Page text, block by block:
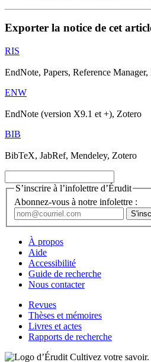
Exporter la notice de cet
RIS
EndNote, Papers, Reference
ENW
EndNote (version X9.1 et +), Zotero
BIB
BibTeX, JabRef, Mendeley, Zotero
S’inscrire à l’infolettre d’Érudit
Abonnez-vous à notre infolettre :
À propos
Aide
Accessibilité
Guide de recherche
Nous contacter
Revues
Thèses et mémoires
Livres et actes
Rapports de recherche
Cultivez votre savoir.